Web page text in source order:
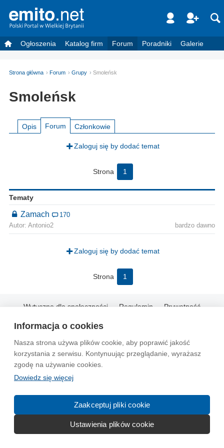
Informacja o cookies
Nasza strona używa plików cookie, aby poprawić jakość
korzystania z serwisu. Kontynuując przeglądanie, wyrażasz
zgodę na używanie cookies.
Dowiedz się więcej
Zaakceptuj pliki cookie
Ustawienia plików cookie
Ogłoszenia Katalog firm Forum Poradniki Galerie
Strona główna Forum Grupy Smoleńsk
Smoleńsk
Opis Forum Członkowie
Zaloguj się by dodać temat
Strona 1
Tematy
Zamach
170
Autor: Antonio2
bardzo dawno
Zaloguj się by dodać temat
Strona 1
Wytyczne dla społeczności Regulamin Prywatność
Reklama Kontakt
© 2004-2026 Emito.net